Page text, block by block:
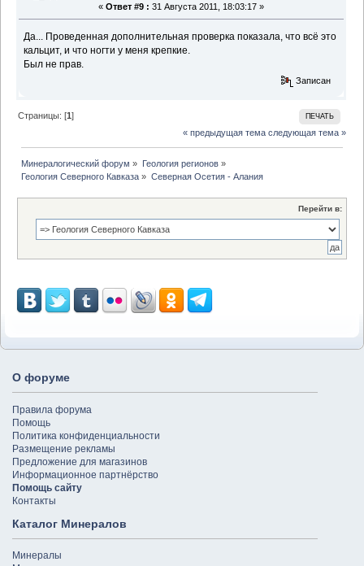
« Ответ #9 : 31 Августа 2011, 18:03:17 »
Да... Проведенная дополнительная проверка показала, что всё это
кальцит, и что ногти у меня крепкие.
Был не прав.
Записан
ПЕЧАТЬ
Страницы: [1]
« предыдущая тема следующая тема »
Минералогический форум » Геология регионов»
Геология Северного Кавказа » Северная Осетия - Алания
Перейти в:
О форуме
Правила форума
Помощь
Политика конфиденциальности
Размещение рекламы
Предложение для магазинов
Информационное партнёрство
Помощь сайту
Контакты
Каталог Минералов
Минералы